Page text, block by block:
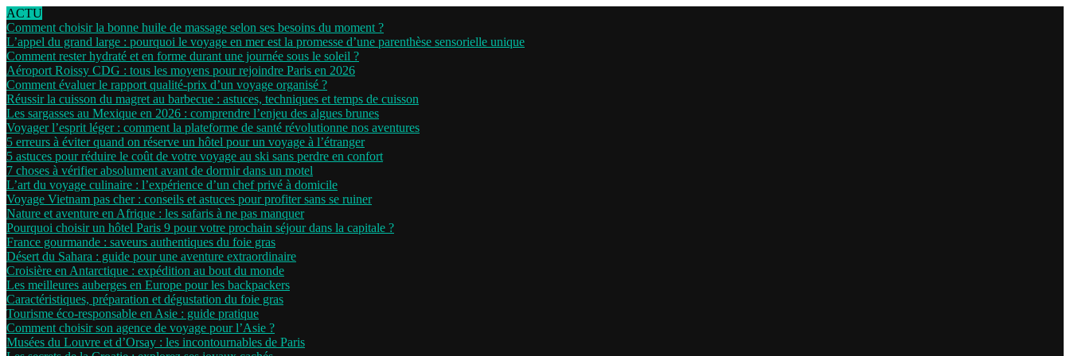
ACTU
Comment choisir la bonne huile de massage selon ses besoins du moment ?
L’appel du grand large : pourquoi le voyage en mer est la promesse d’une parenthèse sensorielle unique
Comment rester hydraté et en forme durant une journée sous le soleil ?
Aéroport Roissy CDG : tous les moyens pour rejoindre Paris en 2026
Comment évaluer le rapport qualité-prix d’un voyage organisé ?
Réussir la cuisson du magret au barbecue : astuces, techniques et temps de cuisson
Les sargasses au Mexique en 2026 : comprendre l’enjeu des algues brunes
Voyager l’esprit léger : comment la plateforme de santé révolutionne nos aventures
5 erreurs à éviter quand on réserve un hôtel pour un voyage à l’étranger
5 astuces pour réduire le coût de votre voyage au ski sans perdre en confort
7 choses à vérifier absolument avant de dormir dans un motel
L’art du voyage culinaire : l’expérience d’un chef privé à domicile
Voyage Vietnam pas cher : conseils et astuces pour profiter sans se ruiner
Nature et aventure en Afrique : les safaris à ne pas manquer
Pourquoi choisir un hôtel Paris 9 pour votre prochain séjour dans la capitale ?
France gourmande : saveurs authentiques du foie gras
Désert du Sahara : guide pour une aventure extraordinaire
Croisière en Antarctique : expédition au bout du monde
Les meilleures auberges en Europe pour les backpackers
Caractéristiques, préparation et dégustation du foie gras
Tourisme éco-responsable en Asie : guide pratique
Comment choisir son agence de voyage pour l’Asie ?
Musées du Louvre et d’Orsay : les incontournables de Paris